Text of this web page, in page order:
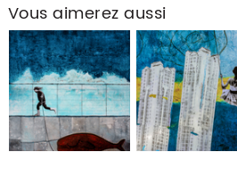
Vous aimerez aussi